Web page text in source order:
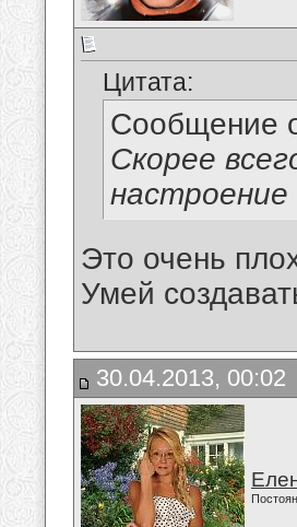
Цитата:
Сообщение
Скорее
настроение
Это очень
Умей
30.04.2013, 00:02